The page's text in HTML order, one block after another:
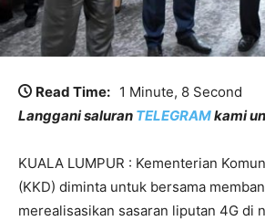
Read Time: 1 Minute, 8 Second
Langgani saluran TELEGRAMkami
KUALA LUMPUR : Kementerian
(KKD) diminta untuk bersama
merealisasikan sasaran liputan 4G di